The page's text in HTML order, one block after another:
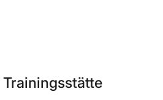
Trainingsstätte